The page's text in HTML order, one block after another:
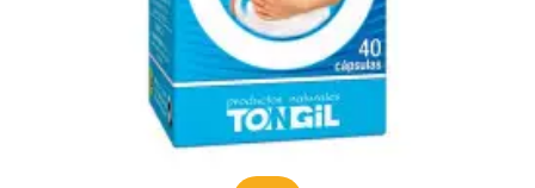
heldere, gelachtige substantie bevatten.
De Aloë Vera-plant wordt al eeuwenlang voor medicinale
antioxidanten, waardoor het een populair ingrediënt is in